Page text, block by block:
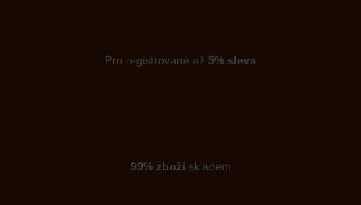
Pro registrované až 5% sleva
99% zbožískladem